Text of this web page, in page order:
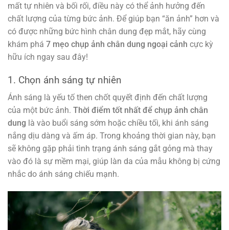
mất tự nhiên và bối rối, điều này có thể ảnh hưởng đến
chất lượng của từng bức ảnh. Để giúp bạn “ăn ảnh” hơn và
có được những bức hình chân dung đẹp mắt, hãy cùng
khám phá 7 mẹo chụp ảnh chân dung ngoại cảnh cực kỳ
hữu ích ngay sau đây!
1. Chọn ánh sáng tự nhiên
Ánh sáng là yếu tố then chốt quyết định đến chất lượng
của một bức ảnh. Thời điểm tốt nhất để chụp ảnh chân
dung là vào buổi sáng sớm hoặc chiều tối, khi ánh sáng
nắng dịu dàng và ấm áp. Trong khoảng thời gian này, bạn
sẽ không gặp phải tình trạng ánh sáng gắt gỏng mà thay
vào đó là sự mềm mại, giúp làn da của mẫu không bị cứng
nhắc do ánh sáng chiếu mạnh.